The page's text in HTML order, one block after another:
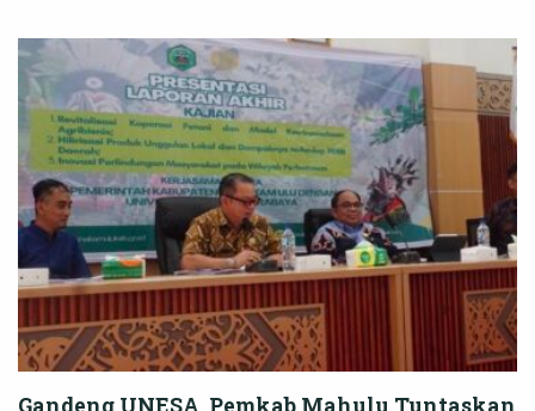
Gandeng UNESA, Pemkab Mahulu Tuntaskan